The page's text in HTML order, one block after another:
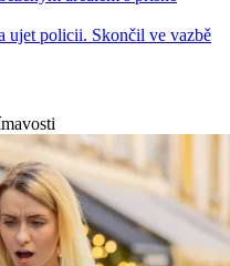
ujet policii. Skončil ve vazbě